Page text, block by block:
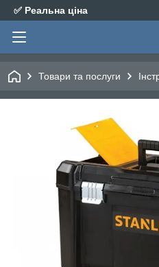
✅ Реальна ціна
Товари та послуги